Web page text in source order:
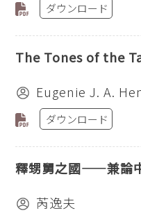
ダウンロード
The Tones of the
Eugenie J. A.
ダウンロード
釋甥舅之國——兼論
芮逸夫